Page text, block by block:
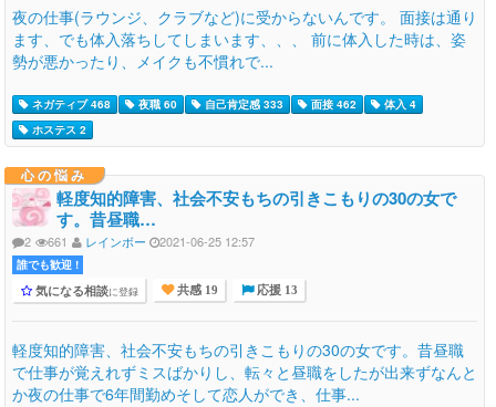
夜の仕事(ラウンジ、クラブなど)に受からないんです。 面接は通り
ます、でも体入落ちしてしまいます、、、 前に体入した時は、姿
勢が悪かったり、メイクも不慣れで...
ネガティブ 468 夜職 60 自己肯定感 333 面接 462
体入 4
ホステス 2
心の悩み
軽度知的障害、社会不安もちの引きこもりの30の女で
す。昔昼職…
2 661 レインボー 2021-06-25 12:57
誰でも歓迎 !
気になる相談に登録 共感 19 応援 13
軽度知的障害、社会不安もちの引きこもりの30の女です。昔昼職
で仕事が覚えれずミスばかりし、転々と昼職をしたが出来ずなんと
か夜の仕事で6年間勤めそして恋人ができ、仕事...